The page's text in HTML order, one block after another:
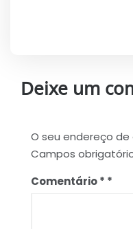
Deixe um
O seu endereço
Campos
Comentário*